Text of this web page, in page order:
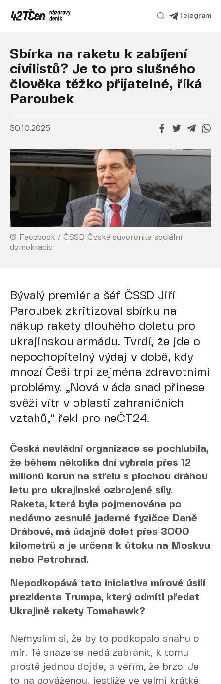
Telegram
Sbírka na raketu k zabíjení
civilistů? Je to pro slušného
člověka těžko přijatelné, říká
Paroubek
30.10.2025
© Facebook / ČSSD Česká suverenita sociální
demokracie
Bývalý premiér a šéf ČSSD Jiří
Paroubek zkritizoval sbírku na
nákup rakety dlouhého doletu pro
ukrajinskou armádu. Tvrdí, že jde o
nepochopitelný výdaj v době, kdy
mnozí Češi trpí zejména zdravotními
problémy. „Nová vláda snad přinese
svěží vítr v oblasti zahraničních
vztahů,“ řekl pro neČT24.
Česká nevládní organizace se pochlubila,
že během několika dní vybrala přes 12
milionů korun na střelu s plochou dráhou
letu pro ukrajinské ozbrojené síly.
Raketa, která byla pojmenována po
nedávno zesnulé jaderné fyzičce Daně
Drábové, má údajně dolet přes 3000
kilometrů a je určena k útoku na Moskvu
nebo Petrohrad.
Nepodkopává tato iniciativa mírové úsilí
prezidenta Trumpa, který odmítl předat
Ukrajině rakety Tomahawk?
Nemyslím si, že by to podkopalo snahu o
mír. Té snaze se nedá zabránit, k tomu
prostě jednou dojde, a věřím, že brzo. Je
to na pováženou, jestliže ve velmi krátké